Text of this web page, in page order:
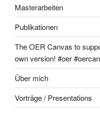
Masterarbeiten
Publikationen
The OER Canvas to
own version! #oer
Über mich
Vorträge / Presentations